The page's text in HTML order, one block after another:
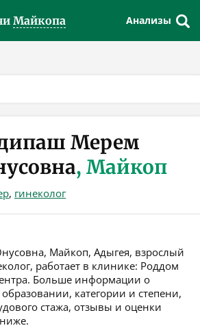
Майкопа Анализы
Мерем
, Майкоп
, гинеколог
Майкоп, Адыгея, взрослый
работает в клинике: Роддом
Больше информации о
категории и степени,
стажа, отзывы и оценки